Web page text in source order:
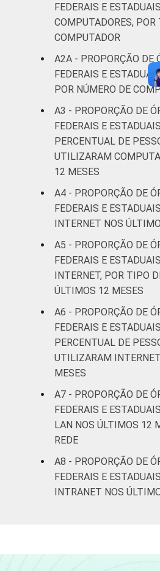
FEDERAIS E
COMPUTADORES, POR
COMPUTADOR
A2A - PROPORÇÃO DE
FEDERAIS E
POR NÚMERO DE
A3 - PROPORÇÃO DE
FEDERAIS E
PERCENTUAL DE
UTILIZARAM
12 MESES
A4 - PROPORÇÃO DE
FEDERAIS E
INTERNET NOS
A5 - PROPORÇÃO DE
FEDERAIS E
INTERNET, POR TIPO
ÚLTIMOS 12 MESES
A6 - PROPORÇÃO DE
FEDERAIS E
PERCENTUAL DE
UTILIZARAM
MESES
A7 - PROPORÇÃO DE
FEDERAIS E
LAN NOS ÚLTIMOS 12
REDE
A8 - PROPORÇÃO DE
FEDERAIS E
INTRANET NOS